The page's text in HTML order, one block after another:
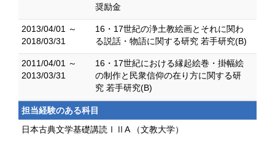
奨励金
2013/04/01 ～
2018/03/31
16・17世紀の浄土教絵画とそれに関わ
る説話・物語に関する研究 若手研究(B)
2011/04/01 ～
2013/03/31
16・17世紀における縁起絵巻・掛幅絵
の制作と民衆信仰の在り方に関する研
究 若手研究(B)
担当経験のある科目
日本古典文学基礎講読ⅠⅡA （文教大学）